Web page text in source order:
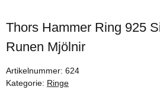
Thors Hammer Ring 925
Runen Mjölnir
Artikelnummer: 624
Kategorie: Ringe